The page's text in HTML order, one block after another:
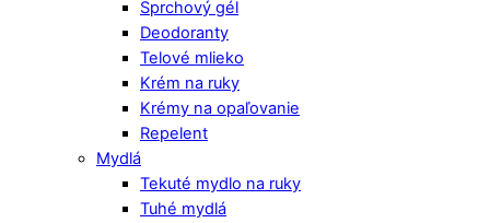
Sprchový gél
Deodoranty
Telové mlieko
Krém na ruky
Krémy na opaľovanie
Repelent
Mydlá
Tekuté mydlo na ruky
Tuhé mydlá